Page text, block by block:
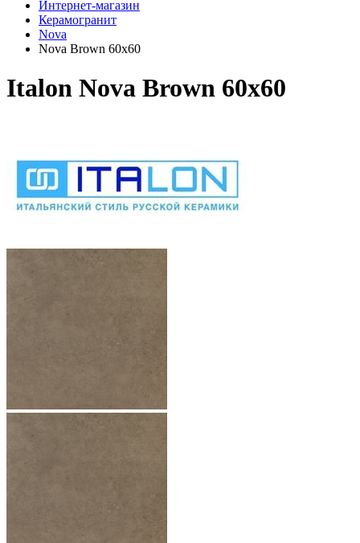
Интернет-магазин
Керамогранит
Nova
Nova Brown 60х60
Italon Nova Brown 60х60